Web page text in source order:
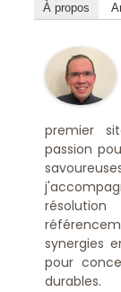
À propos
premier
passion
synergies
pour
durables.